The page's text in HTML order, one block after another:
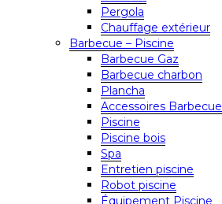
Pergola
Chauffage extérieur
Barbecue – Piscine
Barbecue Gaz
Barbecue charbon
Plancha
Accessoires Barbecue
Piscine
Piscine bois
Spa
Entretien piscine
Robot piscine
Équipement Piscine